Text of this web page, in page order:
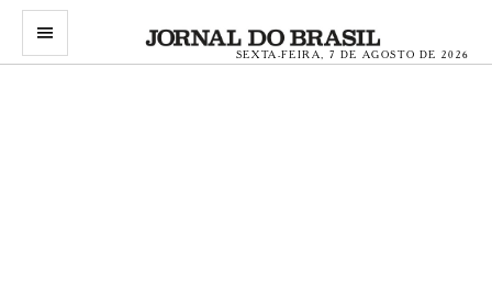
menu
SEXTA-FEIRA, 7 DE AGOSTO DE 2026